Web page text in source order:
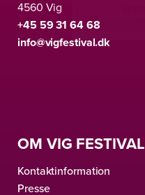
4560 Vig
+45 59 31 64 68
info@vigfestival.dk
OM VIG FESTIVAL
Kontaktinformation
Presse